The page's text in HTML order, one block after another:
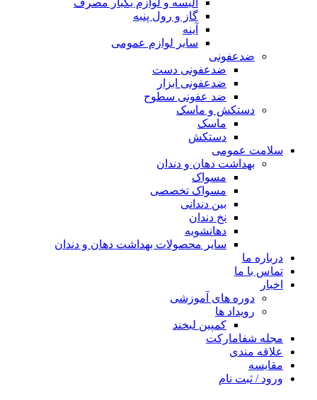
البسه و لوازم یکبار مصرف
گاز و رول پنبه
آینه
سایر لوازم عمومی
ضدعفونی
ضدعفونی دست
ضدعفونی ابزار
ضد عفونی سطوح
دستکش و ماسک
ماسک
دستکش
سلامت عمومی
بهداشت دهان و دندان
مسواک
مسواک تخصصی
بین دندانی
نخ دندان
دهانشویه
سایر محصولات بهداشت دهان و دندان
درباره ما
تماس با ما
اخبار
دوره های آموزشی
رویداد ها
کمپین لبخند
مجله شفامارکت
علاقه مندی
مقایسه
ورود / ثبت نام